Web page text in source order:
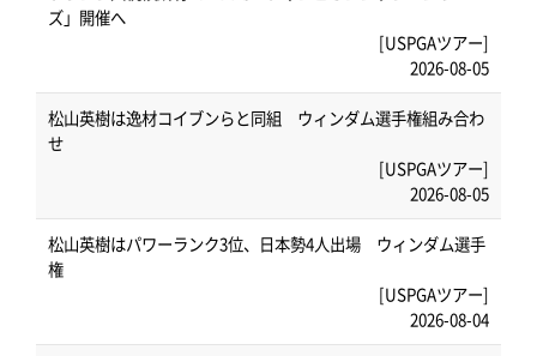
ズ」開催へ
[USPGAツアー]
2026-08-05
松山英樹は逸材コイブンらと同組 ウィンダム選手権組み合わ
せ
[USPGAツアー]
2026-08-05
松山英樹はパワーランク3位、日本勢4人出場 ウィンダム選手
権
[USPGAツアー]
2026-08-04